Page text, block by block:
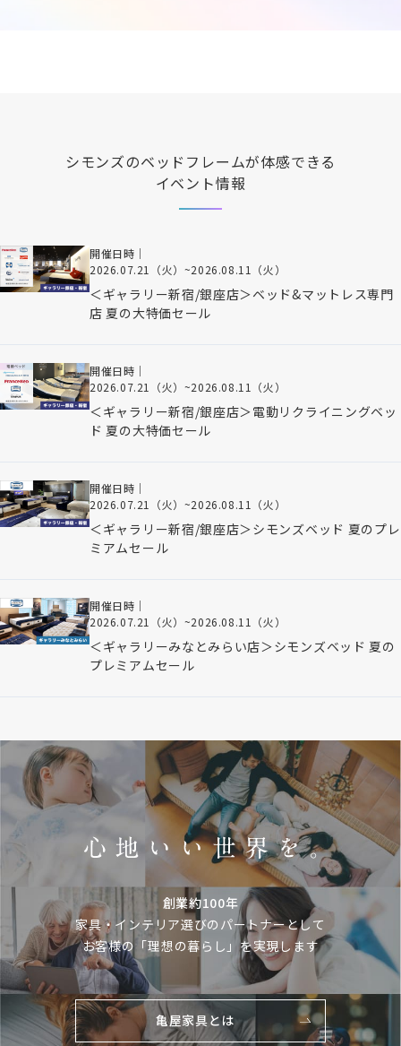
シモンズのベッドフレームが体感できる
イベント情報
開催日時｜
2026.07.21（火） ~2026.08.11（火）
＜ギャラリー新宿/銀座店＞ベッド&マットレス専門
店 夏の大特価セール
開催日時｜
2026.07.21（火） ~2026.08.11（火）
＜ギャラリー新宿/銀座店＞電動リクライニングベッ
ド 夏の大特価セール
開催日時｜
2026.07.21（火） ~2026.08.11（火）
＜ギャラリー新宿/銀座店＞シモンズベッド 夏のプレ
ミアムセール
開催日時｜
2026.07.21（火） ~2026.08.11（火）
＜ギャラリーみなとみらい店＞シモンズベッド 夏の
プレミアムセール
創業約100年
家具・インテリア選びのパートナーとして
お客様の「理想の暮らし」を実現します
亀屋家具とは